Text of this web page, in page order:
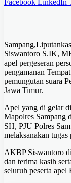
Facebook LinkedIn
Siswantoro S.IK,
apel pergeseran
pengamanan
pemungutan suara
Jawa Timur.
Apel yang di gelar
Mapolres Sampang
SH, PJU Polres
melaksanakan
AKBP Siswantoro
dan terima kasih
seluruh peserta